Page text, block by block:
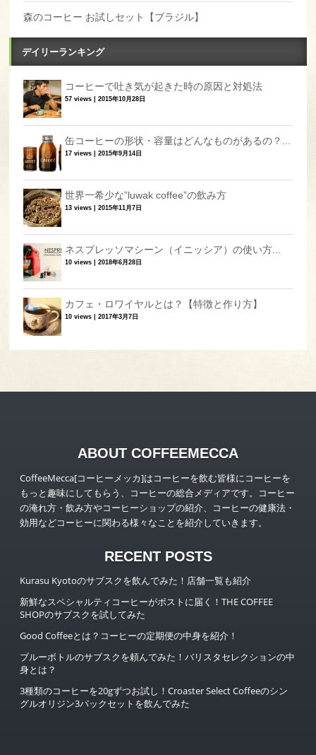
森のコーヒー お試しセット【ブラジル】
デイリーランキング
コーヒーで吐き気が起きた時の原因と対処法
57 views |2015年10月28日
缶コーヒーの形状・容量はどんなものがあるの？...
17 views |2015年9月14日
世界一希少な”luwak coffee”の飲み方
13 views |2015年11月7日
ネスプレッソマシーン（イニッシア）の使い方...
10 views |2018年6月28日
カフェ・ロワイヤルとは？【特徴と作り方】
10 views |2017年3月7日
ABOUT COFFEEMECCA
CoffeeMecca[コーヒーメッカ]はコーヒーを飲む皆様にコーヒーを
もっと趣味にしてもらう、コーヒーの総合メディアです。コーヒー
の淹れ方・飲み方やコーヒーショップの紹介、コーヒーの健康法・
効用などコーヒーに関わる様々なことを紹介していきます。
RECENT POSTS
Kurasu Kyotoのサブスクを飲んでみた！店舗一覧も紹介
新鮮なスペシャルティコーヒーがポストに届く！THE COFFEE
SHOPのサブスクを試してみた
Good Coffeeとは？コーヒーの定期便の中身を紹介！
ブルーボトルのサブスクを頼んでみた！バリスタセレクションの中
身とは？
3種類のコーヒーを20gずつお試し！Croaster Select Coffeeのシン
グルオリジン3パックセットを飲んでみた